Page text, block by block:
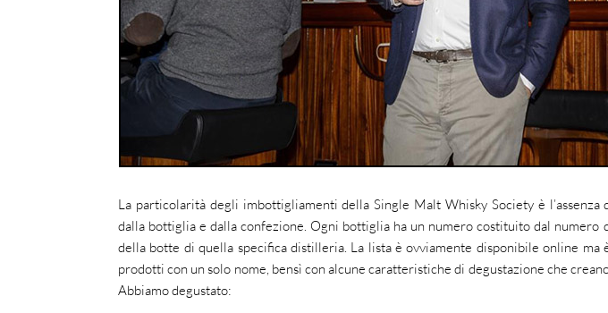
La particolarità degli imbottigliamenti della Single Malt Whisky Society è
dalla bottiglia e dalla confezione. Ogni bottiglia ha un numero costituito dal
della botte di quella specifica distilleria. La lista è ovviamente disponibile online ma
prodotti con un solo nome, bensì con alcune caratteristiche di degustazione che
Abbiamo degustato: